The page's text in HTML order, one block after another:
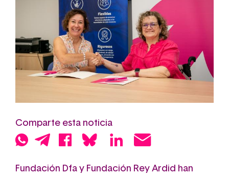
Comparte esta noticia
Fundación Dfa y Fundación Rey Ardid han